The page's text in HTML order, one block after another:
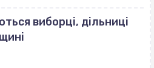
виборці, дільниці